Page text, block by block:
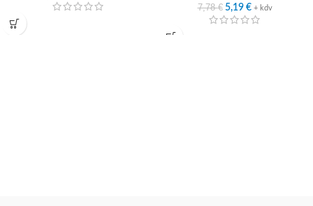
7,78€ 5,19 € + kdv